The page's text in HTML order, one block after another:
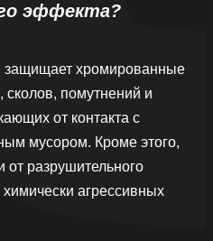
эффекта?
защищает хромированные
сколов, помутнений и
от контакта с
мусором. Кроме этого,
от разрушительного
агрессивных